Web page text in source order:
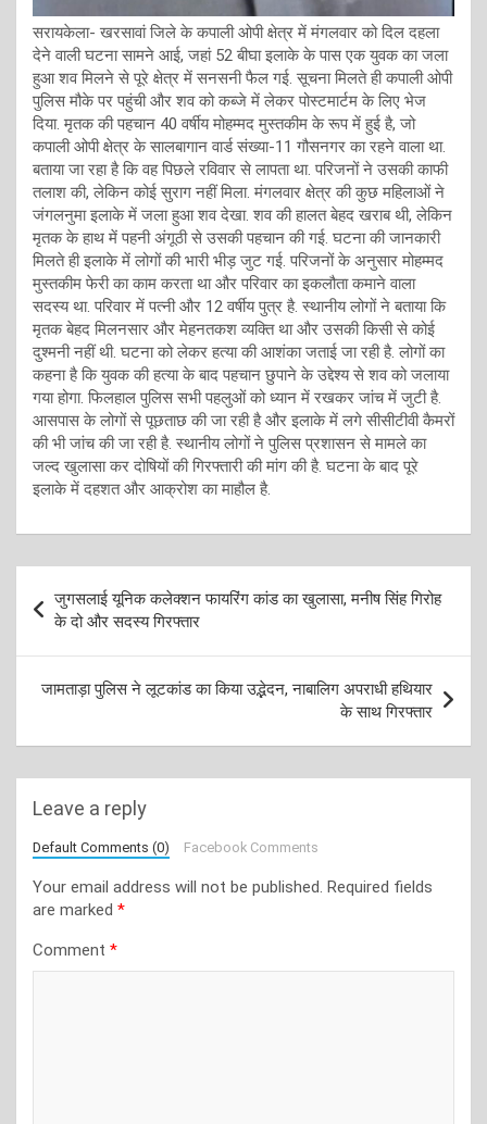
सरायकेला- खरसावां जिले के कपाली ओपी क्षेत्र में मंगलवार को दिल दहला
देने वाली घटना सामने आई, जहां 52 बीघा इलाके के पास एक युवक का जला
हुआ शव मिलने से पूरे क्षेत्र में सनसनी फैल गई. सूचना मिलते ही कपाली ओपी
पुलिस मौके पर पहुंची और शव को कब्जे में लेकर पोस्टमार्टम के लिए भेज
दिया. मृतक की पहचान 40 वर्षीय मोहम्मद मुस्तकीम के रूप में हुई है, जो
कपाली ओपी क्षेत्र के सालबागान वार्ड संख्या-11 गौसनगर का रहने वाला था.
बताया जा रहा है कि वह पिछले रविवार से लापता था. परिजनों ने उसकी काफी
तलाश की, लेकिन कोई सुराग नहीं मिला. मंगलवार क्षेत्र की कुछ महिलाओं ने
जंगलनुमा इलाके में जला हुआ शव देखा. शव की हालत बेहद खराब थी, लेकिन
मृतक के हाथ में पहनी अंगूठी से उसकी पहचान की गई. घटना की जानकारी
मिलते ही इलाके में लोगों की भारी भीड़ जुट गई. परिजनों के अनुसार मोहम्मद
मुस्तकीम फेरी का काम करता था और परिवार का इकलौता कमाने वाला
सदस्य था. परिवार में पत्नी और 12 वर्षीय पुत्र है. स्थानीय लोगों ने बताया कि
मृतक बेहद मिलनसार और मेहनतकश व्यक्ति था और उसकी किसी से कोई
दुश्मनी नहीं थी. घटना को लेकर हत्या की आशंका जताई जा रही है. लोगों का
कहना है कि युवक की हत्या के बाद पहचान छुपाने के उद्देश्य से शव को जलाया
गया होगा. फिलहाल पुलिस सभी पहलुओं को ध्यान में रखकर जांच में जुटी है.
आसपास के लोगों से पूछताछ की जा रही है और इलाके में लगे सीसीटीवी कैमरों
की भी जांच की जा रही है. स्थानीय लोगों ने पुलिस प्रशासन से मामले का
जल्द खुलासा कर दोषियों की गिरफ्तारी की मांग की है. घटना के बाद पूरे
इलाके में दहशत और आक्रोश का माहौल है.
navigation
जुगसलाई यूनिक कलेक्शन फायरिंग कांड का खुलासा, मनीष सिंह गिरोह
के दो और सदस्य गिरफ्तार
जामताड़ा पुलिस ने लूटकांड का किया उद्भेदन, नाबालिग अपराधी हथियार
के साथ गिरफ्तार
Leave a reply
Default Comments (0) Facebook Comments
Your email address will not be published. Required fields
are marked *
Comment *